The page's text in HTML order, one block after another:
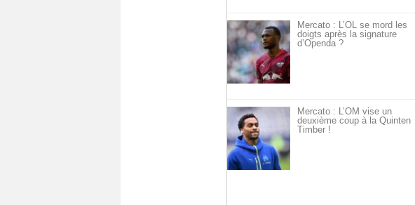
Mercato : L’OL se mord les
doigts après la signature
d’Openda ?
Mercato : L’OM vise un
deuxième coup à la Quinten
Timber !